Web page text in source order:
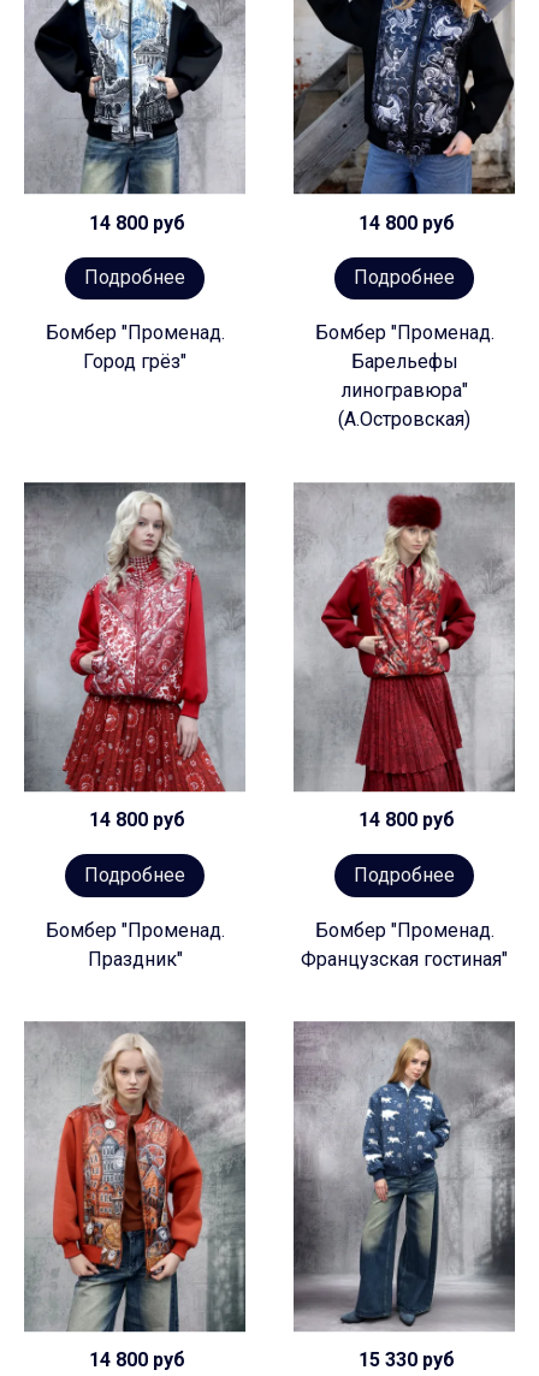
14 800 руб
Подробнее
Бомбер "Променад.
Город грёз"
14 800 руб
Подробнее
Бомбер "Променад.
Барельефы
линогравюра"
(А.Островская)
14 800 руб
Подробнее
Бомбер "Променад.
Праздник"
14 800 руб
Подробнее
Бомбер "Променад.
Французская гостиная"
14 800 руб 15 330 руб